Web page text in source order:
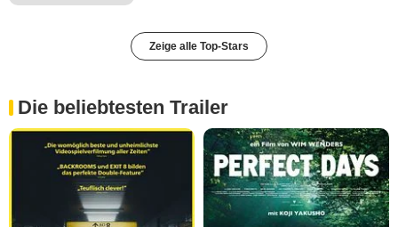
Zeige alle Top-Stars
Die beliebtesten Trailer